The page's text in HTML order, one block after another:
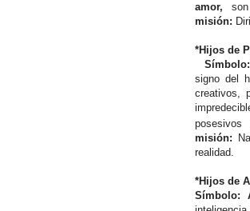
amor,
misión:
*Hijos de
signo del
creativos,
misión:
realidad.
*Hijos de
Símbolo: